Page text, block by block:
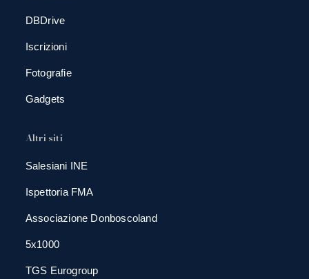
DBDrive
Iscrizioni
Fotografie
Gadgets
Altri siti
Salesiani INE
Ispettoria FMA
Associazione Donboscoland
5x1000
TGS Eurogroup